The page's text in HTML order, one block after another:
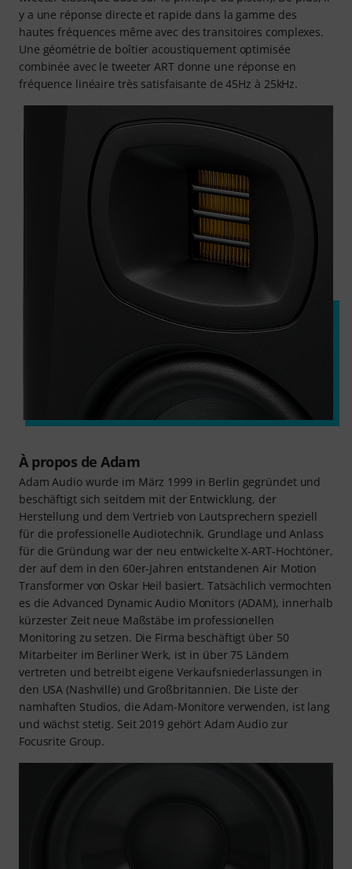
y a une réponse directe et rapide dans la gamme des
hautes fréquences même avec des transitoires complexes.
Une géométrie de boîtier acoustiquement optimisée
combinée avec le tweeter ART donne une réponse en
fréquence linéaire très satisfaisante de 45Hz à 25kHz.
À propos de Adam
Adam Audio wurde im März 1999 in Berlin gegründet und
beschäftigt sich seitdem mit der Entwicklung, der
Herstellung und dem Vertrieb von Lautsprechern speziell
für die professionelle Audiotechnik. Grundlage und Anlass
für die Gründung war der neu entwickelte X-ART-Hochtöner,
der auf dem in den 60er-Jahren entstandenen Air Motion
Transformer von Oskar Heil basiert. Tatsächlich vermochten
es die Advanced Dynamic Audio Monitors (ADAM), innerhalb
kürzester Zeit neue Maßstäbe im professionellen
Monitoring zu setzen. Die Firma beschäftigt über 50
Mitarbeiter im Berliner Werk, ist in über 75 Ländern
vertreten und betreibt eigene Verkaufsniederlassungen in
den USA (Nashville) und Großbritannien. Die Liste der
namhaften Studios, die Adam-Monitore verwenden, ist lang
und wächst stetig. Seit 2019 gehört Adam Audio zur
Focusrite Group.